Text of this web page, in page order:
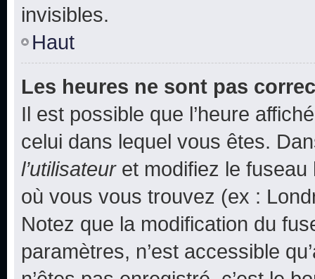
invisibles.
Haut
Les heures ne sont pas
Il est possible que l’heure
celui dans lequel vous êtes.
l’utilisateuret modifiez le fuseau
où vous vous trouvez (ex :
Notez que la modification du
paramètres, n’est accessible